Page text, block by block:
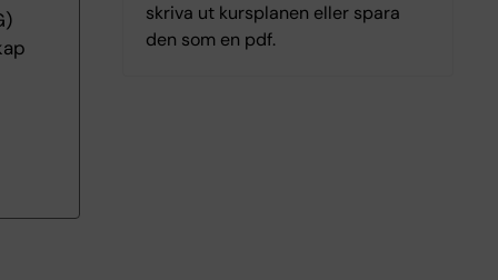
skriva ut kursplanen eller spara
den som en pdf.